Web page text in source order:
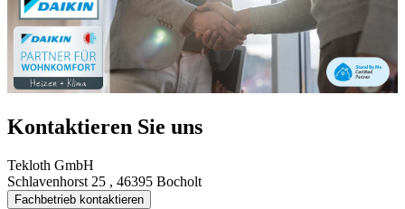
Kontaktieren Sie uns
Tekloth GmbH
Schlavenhorst 25 , 46395 Bocholt
Fachbetrieb kontaktieren